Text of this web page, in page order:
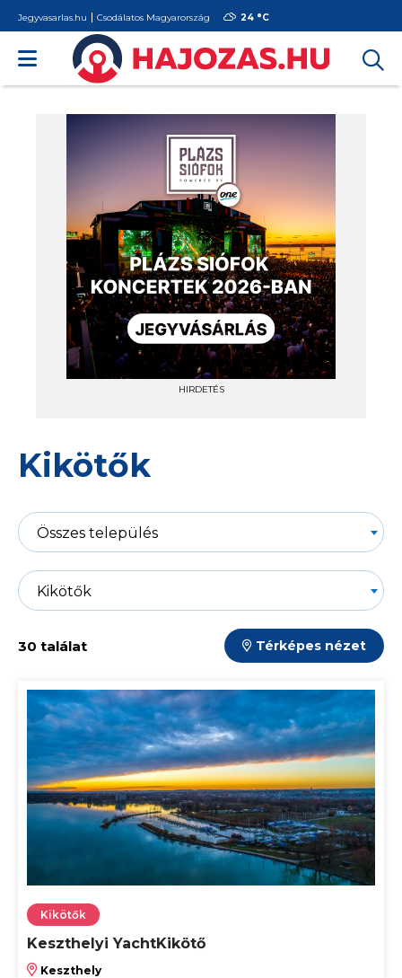
Jegyvasarlas.hu Csodálatos Magyarország 24 °C
HIRDETÉS
Kikötők
Összes település
Kikötők
30 találat Térképes nézet
Kikötők
Keszthelyi YachtKikötő
Keszthely